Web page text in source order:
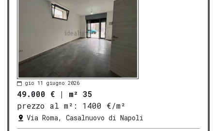
gio 11 giugno 2026
49.000 € | m² 35
prezzo al m²:
1400 €/m²
Via Roma, Casalnuovo di Napoli